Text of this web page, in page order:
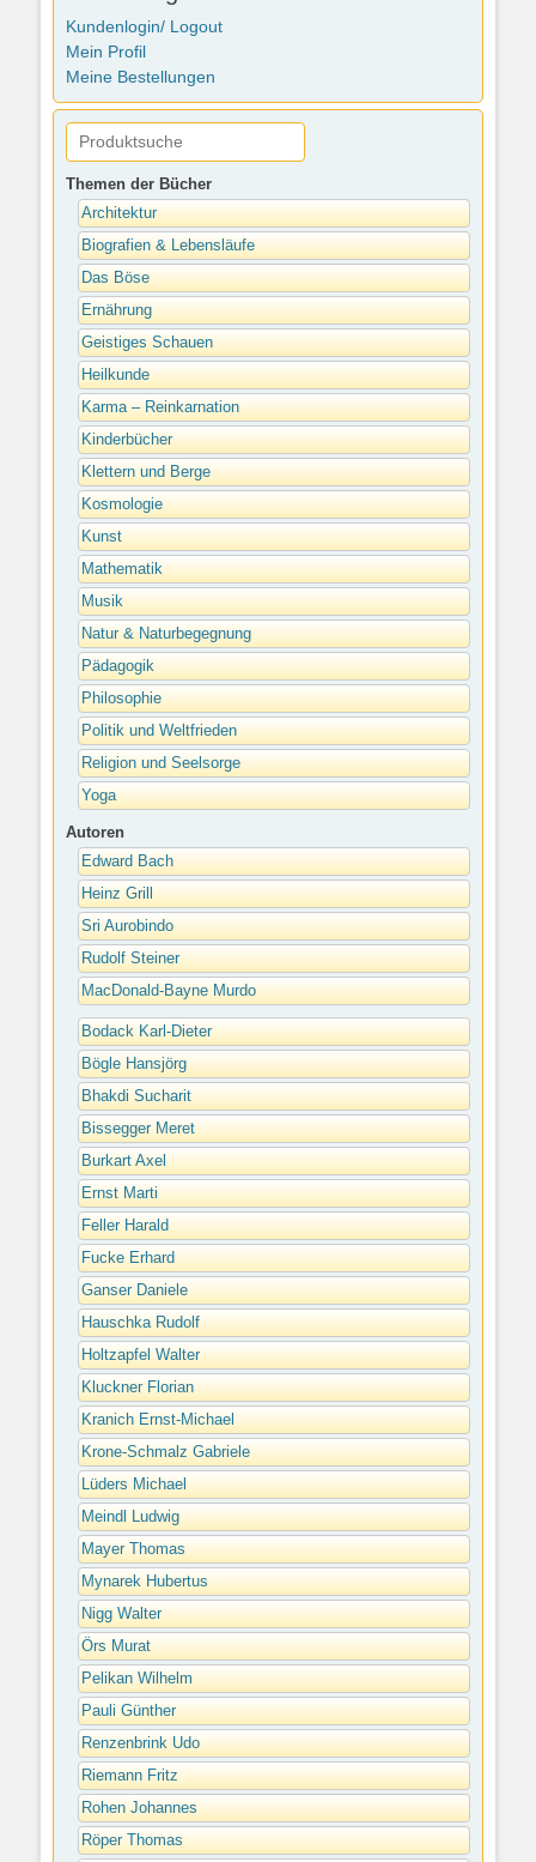
Kundenlogin/ Logout
Mein Profil
Meine Bestellungen
Themen der Bücher
Architektur
Biografien & Lebensläufe
Das Böse
Ernährung
Geistiges Schauen
Heilkunde
Karma – Reinkarnation
Kinderbücher
Klettern und Berge
Kosmologie
Kunst
Mathematik
Musik
Natur & Naturbegegnung
Pädagogik
Philosophie
Politik und Weltfrieden
Religion und Seelsorge
Yoga
Autoren
Edward Bach
Heinz Grill
Sri Aurobindo
Rudolf Steiner
MacDonald-Bayne Murdo
Bodack Karl-Dieter
Bögle Hansjörg
Bhakdi Sucharit
Bissegger Meret
Burkart Axel
Ernst Marti
Feller Harald
Fucke Erhard
Ganser Daniele
Hauschka Rudolf
Holtzapfel Walter
Kluckner Florian
Kranich Ernst-Michael
Krone-Schmalz Gabriele
Lüders Michael
Meindl Ludwig
Mayer Thomas
Mynarek Hubertus
Nigg Walter
Örs Murat
Pelikan Wilhelm
Pauli Günther
Renzenbrink Udo
Riemann Fritz
Rohen Johannes
Röper Thomas